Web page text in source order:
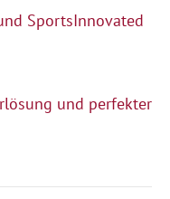
SportsInnovated
und perfekter